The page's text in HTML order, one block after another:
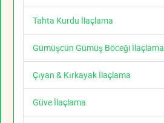
Tahta Kurdu İlaçlama
Gümüşcün Gümüş Böceği İlaçlama
Çıyan & Kırkayak İlaçlama
Güve İlaçlama